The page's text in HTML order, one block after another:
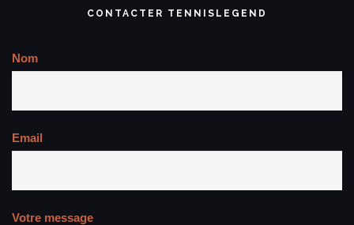
CONTACTER TENNISLEGEND
Nom
Email
Votre message